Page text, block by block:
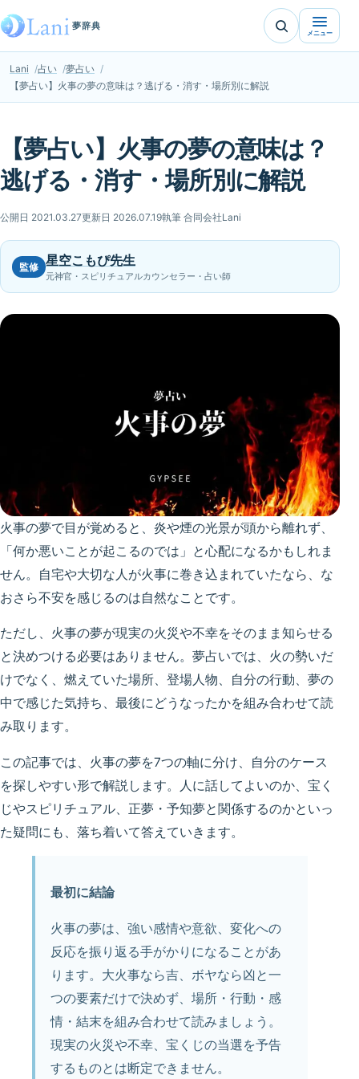
夢辞典
メニュー
Lani 占い
夢占い
【夢占い】火事の夢の意味は？逃げる・消す・場所別に解説
【夢占い】火事の夢の意味は？
逃げる・消す・場所別に解説
公開日 2021.03.27更新日 2026.07.19執筆 合同会社Lani
監修 星空こもぴ先生
元神官・スピリチュアルカウンセラー・占い師
火事の夢で目が覚めると、炎や煙の光景が頭から離れず、
「何か悪いことが起こるのでは」と心配になるかもしれま
せん。自宅や大切な人が火事に巻き込まれていたなら、な
おさら不安を感じるのは自然なことです。
ただし、火事の夢が現実の火災や不幸をそのまま知らせる
と決めつける必要はありません。夢占いでは、火の勢いだ
けでなく、燃えていた場所、登場人物、自分の行動、夢の
中で感じた気持ち、最後にどうなったかを組み合わせて読
み取ります。
この記事では、火事の夢を7つの軸に分け、自分のケース
を探しやすい形で解説します。人に話してよいのか、宝く
じやスピリチュアル、正夢・予知夢と関係するのかといっ
た疑問にも、落ち着いて答えていきます。
最初に結論
火事の夢は、強い感情や意欲、変化への
反応を振り返る手がかりになることがあ
ります。大火事なら吉、ボヤなら凶と一
つの要素だけで決めず、場所・行動・感
情・結末を組み合わせて読みましょう。
現実の火災や不幸、宝くじの当選を予告
するものとは断定できません。